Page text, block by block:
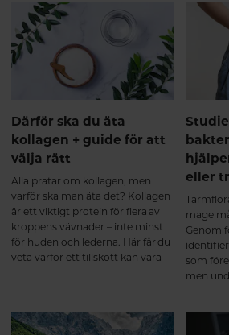
veta mer om Q10 och NAD+ och
hur du kan bibehålla hälsosamma
nivåer för ett hälsosamt åldrande.
Därför ska du äta
kollagen + guide för att
välja rätt
Alla pratar om kollagen, men
varför ska man äta det? Kollagen
är ett viktigt protein för flera av
kroppens vävnader – inte minst
för huden och lederna. Här får du
veta varför ett tillskott kan vara
eller
mage
Genom
som
men